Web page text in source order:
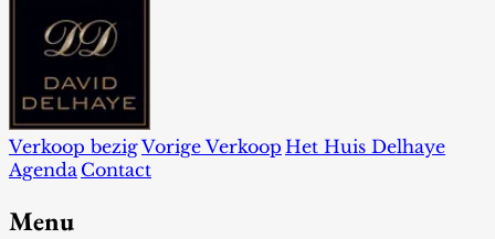
Verkoop bezigVorige Verkoop Het Huis Delhaye
Agenda Contact
Menu